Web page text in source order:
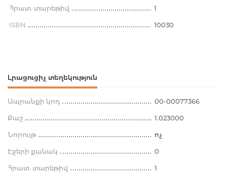
Հրատ. տարեթիվ 1
ISBN 10030
Լրացուցիչ տեղեկություն
Ապրանքի կոդ 00-00077366
Քաշ 1.023000
Նորույթ ոչ
Էջերի քանակ 0
Հրատ. տարեթիվ 1